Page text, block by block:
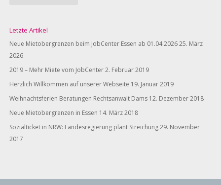
Letzte Artikel
Neue Mietobergrenzen beim JobCenter Essen ab 01.04.202625. März
2026
2019 – Mehr Miete vom JobCenter2. Februar 2019
Herzlich Willkommen auf unserer Webseite 19. Januar 2019
Weihnachtsferien Beratungen Rechtsanwalt Dams 12. Dezember 2018
Neue Mietobergrenzen in Essen 14. März 2018
Sozialticket in NRW: Landesregierung plant Streichung29. November
2017